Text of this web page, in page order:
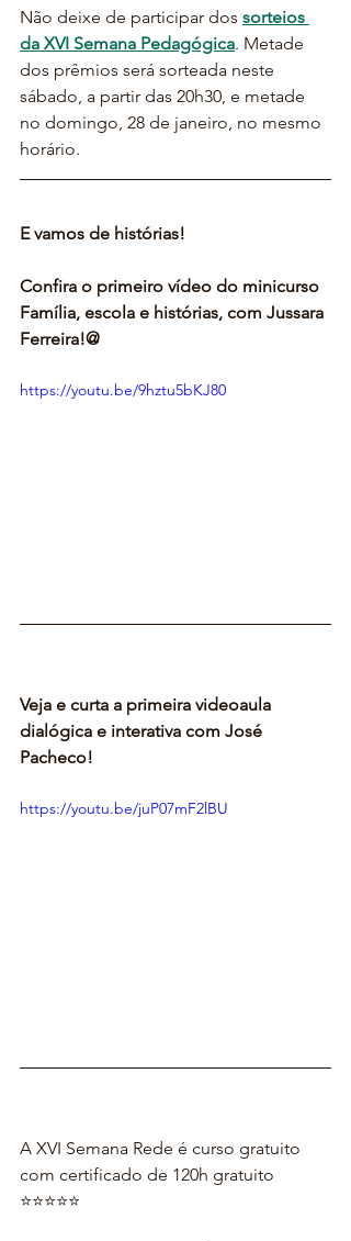
Não deixe de participar dos sorteios
da XVI Semana Pedagógica. Metade
dos prêmios será sorteada neste
sábado, a partir das 20h30, e metade
no domingo, 28 de janeiro, no mesmo
horário.
E vamos de histórias!
Confira o primeiro vídeo do minicurso
Família, escola e histórias, com Jussara
Ferreira!@
https://youtu.be/9hztu5bKJ80
Veja e curta a primeira videoaula
dialógica e interativa com José
Pacheco!
https://youtu.be/juP07mF2lBU
A XVI Semana Rede é curso gratuito
com certificado de 120h gratuito
⭐⭐⭐⭐⭐